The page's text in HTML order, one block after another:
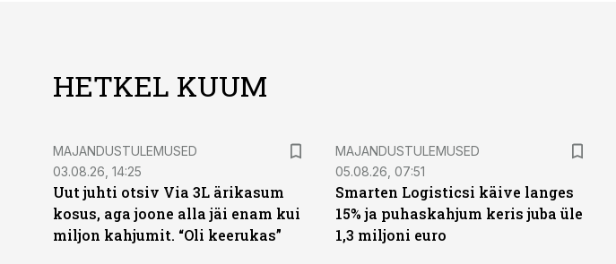
HETKEL KUUM
MAJANDUSTULEMUSED
03.08.26, 14:25
Uut juhti otsiv Via 3L ärikasum
kosus, aga joone alla jäi enam kui
miljon kahjumit. “Oli keerukas”
MAJANDUSTULEMUSED
05.08.26, 07:51
Smarten Logisticsi käive langes
15% ja puhaskahjum keris juba üle
1,3 miljoni euro